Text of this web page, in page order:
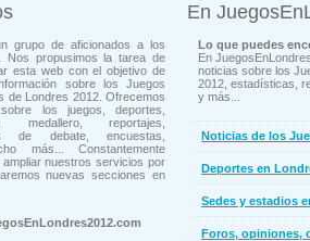
grupo de aficionados a los
Nos propusimos la tarea de
esta web con el objetivo de
sobre los Juegos
de Londres 2012. Ofrecemos
los juegos, deportes,
medallero, reportajes,
de debate, encuestas,
más... Constantemente
nuestros servicios por
nuevas secciones en
En
Lo que puedes
En
noticias sobre los
2012, estadísticas,
y más...
Noticias de los
Deportes en
Sedes y estadios
Foros, opiniones,